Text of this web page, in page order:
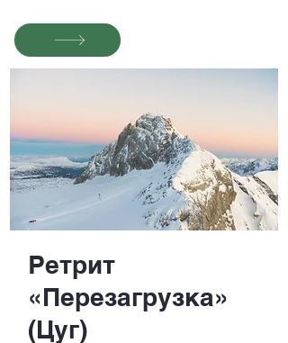
Ретрит
«Перезагрузка»
(Цуг)